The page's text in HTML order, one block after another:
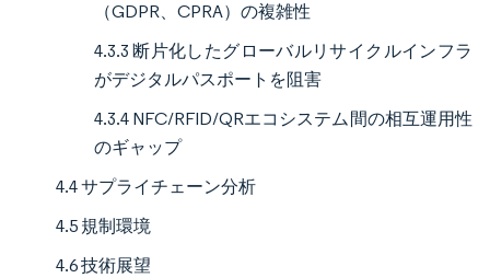
（GDPR、CPRA）の複雑性
4.3.3 断片化したグローバルリサイクルインフラ
がデジタルパスポートを阻害
4.3.4 NFC/RFID/QRエコシステム間の相互運用性
のギャップ
4.4 サプライチェーン分析
4.5 規制環境
4.6 技術展望